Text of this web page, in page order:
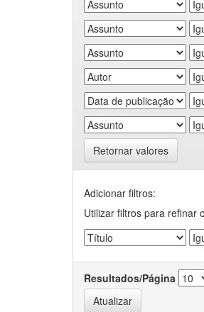
Retornar valores
Adicionar filtros:
Utilizar filtros para refinar
Resultados/Página